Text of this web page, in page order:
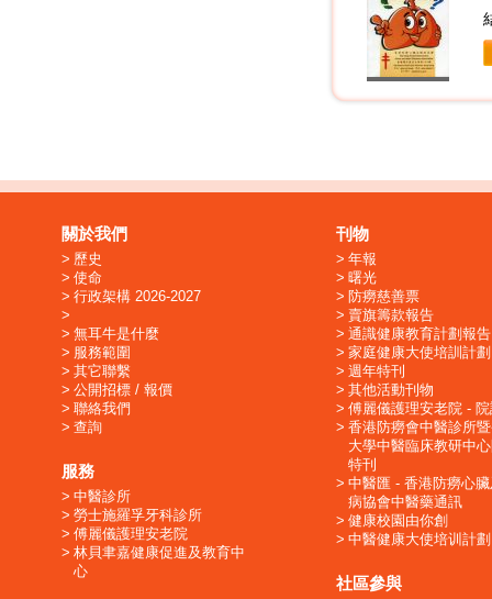
關於我們
歷史
使命
行政架構 2026-2027
無耳牛是什麼
服務範圍
其它聯繫
公開招標 / 報價
聯絡我們
查詢
服務
中醫診所
勞士施羅孚牙科診所
傅麗儀護理安老院
林貝聿嘉健康促進及教育中
心
刊物
年報
曙光
防癆慈善票
賣旗籌款報告
通識健康教育計劃報告
家庭健康大使培訓計劃
週年特刊
其他活動刊物
傅麗儀護理安老院 -
香港防癆會中醫診所
大學中醫臨床教研中
特刊
中醫匯 - 香港防癆心
病協會中醫藥通訊
健康校園由你創
中醫健康大使培训計劃
社區參與